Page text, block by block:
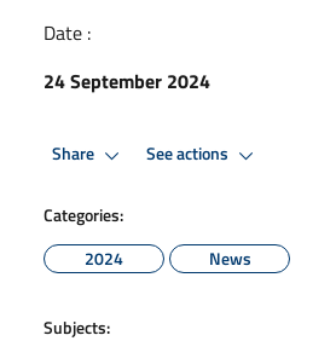
Date :
24 September 2024
Share See actions
Categories:
2024
News
Subjects: